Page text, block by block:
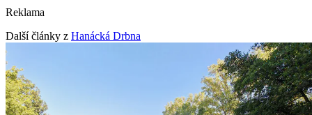
Reklama
Další články z Hanácká Drbna